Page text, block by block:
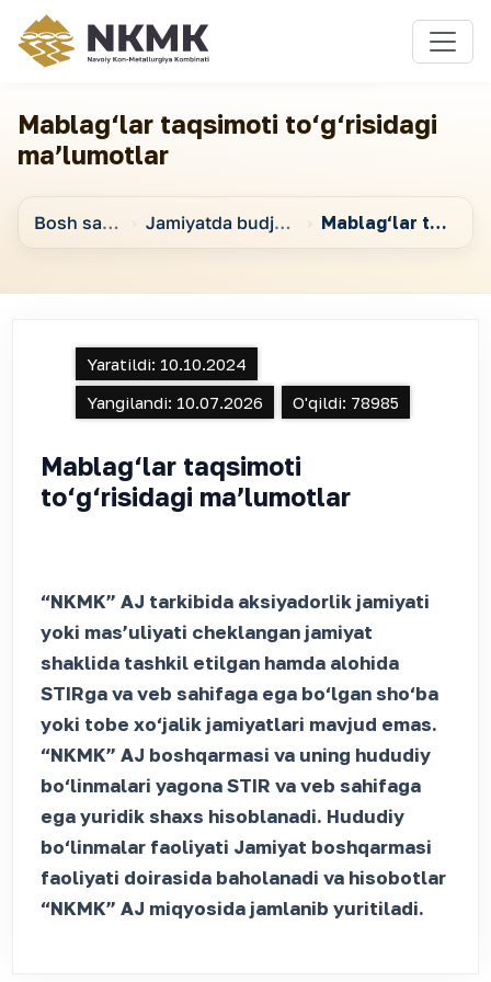
Mablag‘lar taqsimoti to‘g‘risidagi
maʼlumotlar
Bosh sahifa Jamiyatda budjet jarayonlari to‘g‘risidagi maʼlumotlar Mablag‘lar taqsimoti to‘g‘risidagi maʼlumotlar
Yaratildi: 10.10.2024
Yangilandi: 10.07.2026 O'qildi: 78985
Mablag‘lar taqsimoti
to‘g‘risidagi maʼlumotlar
“NKMK” AJ tarkibida aksiyadorlik jamiyati
yoki mas’uliyati cheklangan jamiyat
shaklida tashkil etilgan hamda alohida
STIRga va veb sahifaga ega bo‘lgan sho‘ba
yoki tobe xo‘jalik jamiyatlari mavjud emas.
“NKMK” AJ boshqarmasi va uning hududiy
bo‘linmalari yagona STIR va veb sahifaga
ega yuridik shaxs hisoblanadi. Hududiy
bo‘linmalar faoliyati Jamiyat boshqarmasi
faoliyati doirasida baholanadi va hisobotlar
“NKMK” AJ miqyosida jamlanib yuritiladi.